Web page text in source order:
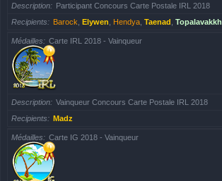
Description
Participant Concours Carte Postale IRL 2018
Recipients
Barock Elywen Hendya Taenad Topalavakkh
Médailles Carte IRL 2018 - Vainqueur
Description
Vainqueur Concours Carte Postale IRL 2018
Recipients
Madz
Médailles Carte IG 2018 - Vainqueur